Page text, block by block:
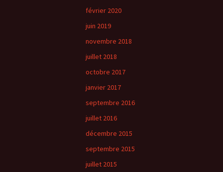
février 2020
juin 2019
novembre 2018
juillet 2018
octobre 2017
janvier 2017
septembre 2016
juillet 2016
décembre 2015
septembre 2015
juillet 2015